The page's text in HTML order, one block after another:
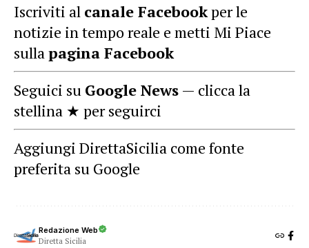
Iscriviti al canale Facebookper le
notizie in tempo reale e metti Mi Piace
sullapagina Facebook
Seguici su Google News — clicca la
stellina ★ per seguirci
Aggiungi DirettaSicilia come fonte
preferita su Google
Redazione Web
Diretta Sicilia